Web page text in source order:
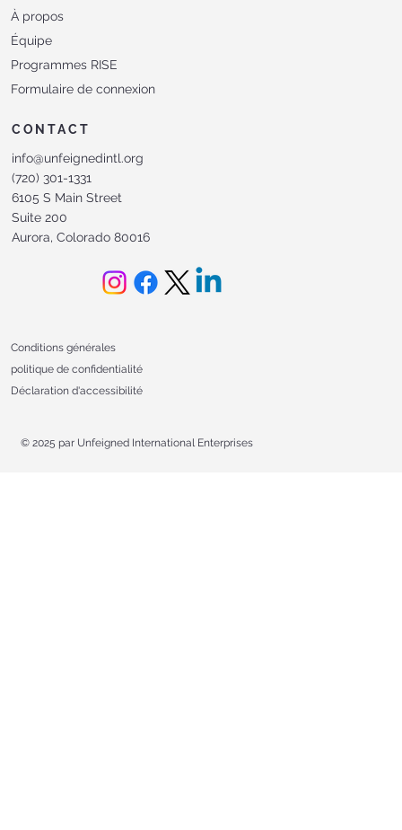
À propos
Équipe
Programmes RISE
Formulaire de connexion
CONTACT
info@unfeignedintl.org
(720) 301-1331
6105 S Main Street
Suite 200
Aurora, Colorado 80016
Conditions générales
politique de confidentialité
Déclaration d'accessibilité
© 2025 par Unfeigned International Enterprises